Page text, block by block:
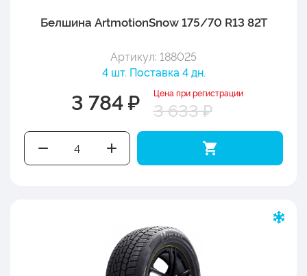
Белшина ArtmotionSnow 175/70 R13 82T
Артикул: 188025
4 шт. Поставка 4 дн.
3 784 ₽ Цена при регистрации
3 633 ₽